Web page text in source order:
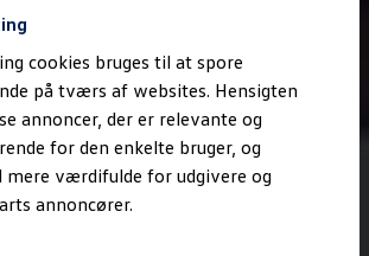
cookies bruges til at spore
på tværs af websites. Hensigten
annoncer, der er relevante og
for den enkelte bruger, og
mere værdifulde for udgivere og
annoncører.
tjenesterne til din model
apps, login og shop
mobiltelefonen med bilen
til software, kort og radio
Interface Data